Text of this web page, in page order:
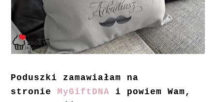
Poduszki zamawiałam na
stronie MyGiftDNA i powiem Wam,